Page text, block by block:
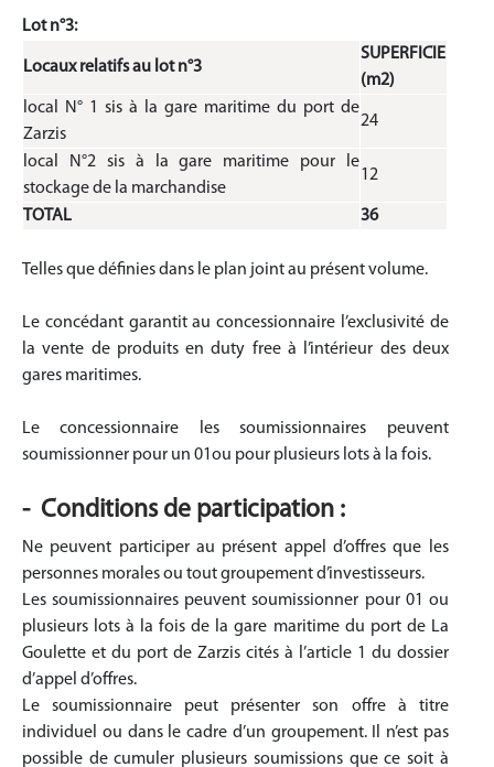
Lot n°3:
Locaux relatifs au lot n°3
SUPERFICIE
(m2)
local N° 1 sis à la gare maritime du port de
Zarzis
24
local N°2 sis à la gare maritime pour le
stockage de la marchandise
12
TOTAL 36
Telles que définies dans le plan joint au présent volume.
Le concédant garantit au concessionnaire l’exclusivité de
la vente de produits en duty free à l’intérieur des deux
gares maritimes.
Le concessionnaire les soumissionnaires peuvent
soumissionner pour un 01ou pour plusieurs lots à la fois.
- Conditions de participation :
Ne peuvent participer au présent appel d’offres que les
personnes morales ou tout groupement d’investisseurs.
Les soumissionnaires peuvent soumissionner pour 01 ou
plusieurs lots à la fois de la gare maritime du port de La
Goulette et du port de Zarzis cités à l’article 1 du dossier
d’appel d’offres.
Le soumissionnaire peut présenter son offre à titre
individuel ou dans le cadre d’un groupement. Il n’est pas
possible de cumuler plusieurs soumissions que ce soit à